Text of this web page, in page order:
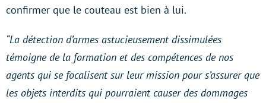
confirmer que le couteau est bien à lui.
“La détection d’armes astucieusement dissimulées
témoigne de la formation et des compétences de nos
agents qui se focalisent sur leur mission pour s’assurer que
les objets interdits qui pourraient causer des dommages